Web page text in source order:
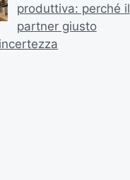
produttiva: perché il
partner giusto